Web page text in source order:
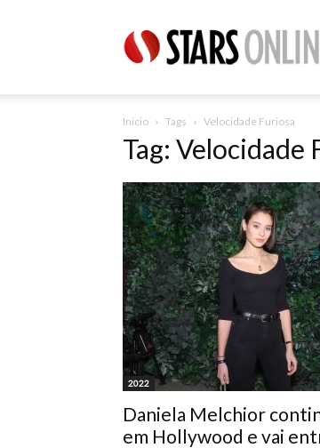
Online
Inicio Tags Velocidade Furiosa
Tag: Velocidade
2022
Daniela Melchior
em Hollywood e vai